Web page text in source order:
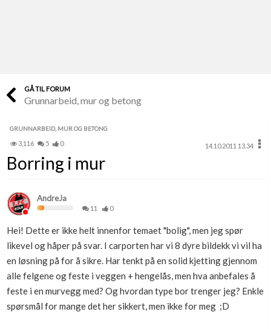
Finn håndverkere
Papirer som mangler
Skaff dokumentasjon som mangler
Kundeservice
Få svar på det du lurer på
Kom i gang med Boligmappa
Se din bolig? Klikk her
Boligmappa+
Få mer ut av Boligmappa
Nytt
GÅ TIL FORUM
Grunnarbeid, mur og betong
GRUNNARBEID, MUR OG BETONG
3,116 5 0 14.10.2011 13.34
Borring i mur
AndreJa
11 0
Hei! Dette er ikke helt innenfor temaet "bolig", men jeg spør
likevel og håper på svar. I carporten har vi 8 dyre bildekk vi vil ha
en løsning på for å sikre. Har tenkt på en solid kjetting gjennom
alle felgene og feste i veggen + hengelås, men hva anbefales å
feste i en murvegg med? Og hvordan type bor trenger jeg? Enkle
spørsmål for mange det her sikkert, men ikke for meg ;D